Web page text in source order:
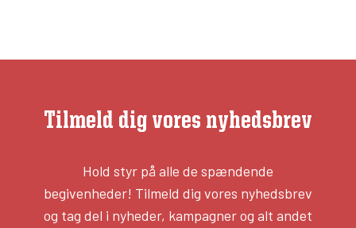
Tilmeld dig vores nyhedsbrev
Hold styr på alle de spændende
begivenheder! Tilmeld dig vores nyhedsbrev
og tag del i nyheder, kampagner og alt andet